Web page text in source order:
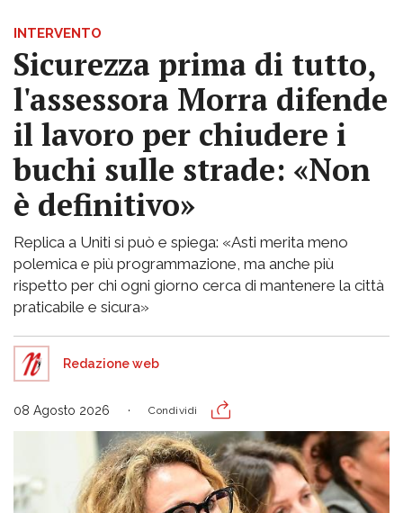
INTERVENTO
Sicurezza prima di tutto,
l'assessora Morra difende
il lavoro per chiudere i
buchi sulle strade: «Non
è definitivo»
Replica a Uniti si può e spiega: «Asti merita meno
polemica e più programmazione, ma anche più
rispetto per chi ogni giorno cerca di mantenere la città
praticabile e sicura»
Redazione web
08 Agosto 2026 Condividi